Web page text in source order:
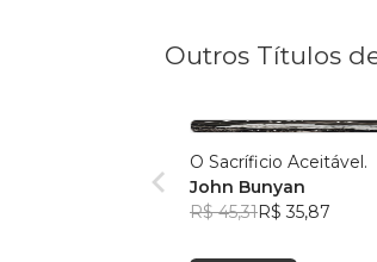
Outros Títulos
O Sacríficio Aceitável.
John Bunyan
R$ 45,31R$ 35,87